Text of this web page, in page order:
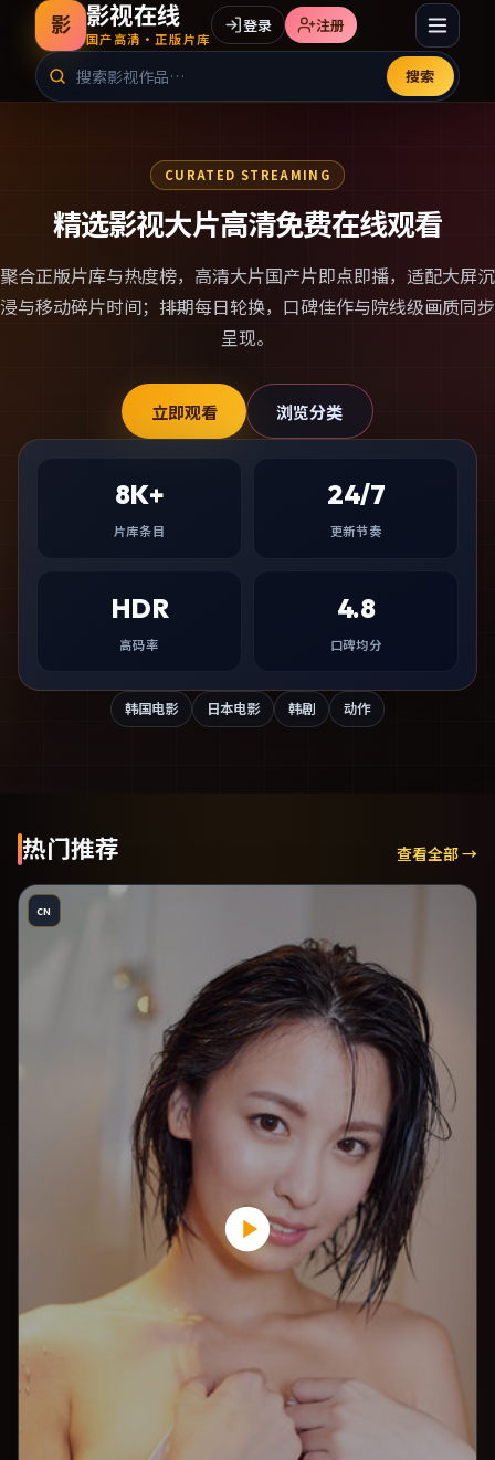
影 影视在线
国产高清·正版片库
搜索
登录 注册
CURATED STREAMING
精选影视大片高清免费在线观看
聚合正版片库与热度榜， 高清大片国产片即点即播，适配大屏沉
浸与移动碎片时间；排期每日轮换，口碑佳作与院线级画质同步
呈现。
立即观看 浏览分类
8K+
片库条目
24/7
更新节奏
HDR
高码率
4.8
口碑均分
韩国电影 日本电影 韩剧 动作
热门推荐 查看全部 →
CN